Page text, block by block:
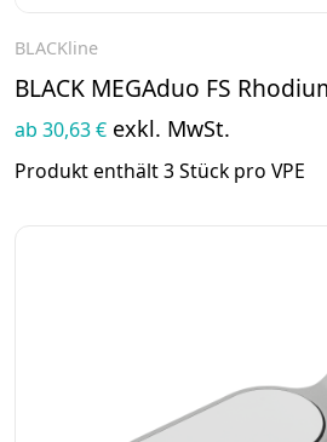
BLACKline
BLACK MEGAduo FS
ab 30,63 € exkl. MwSt.
Produkt enthält 3 Stück pro VPE